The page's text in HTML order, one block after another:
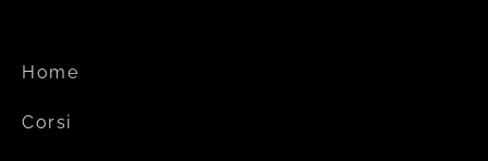
Home
Corsi